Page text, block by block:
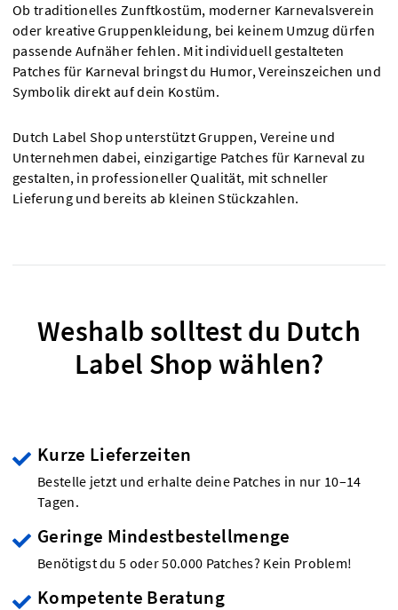
Ob traditionelles Zunftkostüm, moderner Karnevalsverein
oder kreative Gruppenkleidung, bei keinem Umzug dürfen
passende Aufnäher fehlen. Mit individuell gestalteten
Patches für Karneval bringst du Humor, Vereinszeichen und
Symbolik direkt auf dein Kostüm.
Dutch Label Shop unterstützt Gruppen, Vereine und
Unternehmen dabei, einzigartige Patches für Karneval zu
gestalten, in professioneller Qualität, mit schneller
Lieferung und bereits ab kleinen Stückzahlen.
Weshalb solltest du Dutch
Label Shop wählen?
Kurze Lieferzeiten
Bestelle jetzt und erhalte deine Patches in nur 10–14
Tagen.
Geringe Mindestbestellmenge
Benötigst du 5 oder 50.000 Patches? Kein Problem!
Kompetente Beratung